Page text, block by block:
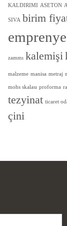
KALDIRIMI ASETON
SIVA birim
emprenye
zammı kalemişi
malzeme manisa metraj
mohs skalası proforma
tezyinat ticaret
çini